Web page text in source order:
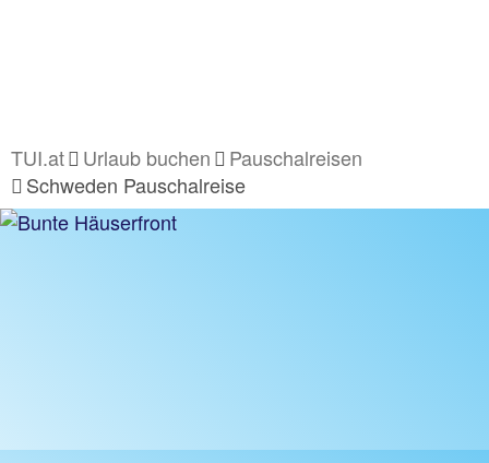
TUI.at Urlaub buchen
Pauschalreisen
Schweden Pauschalreise